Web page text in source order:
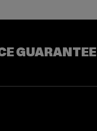
GUARANTEE